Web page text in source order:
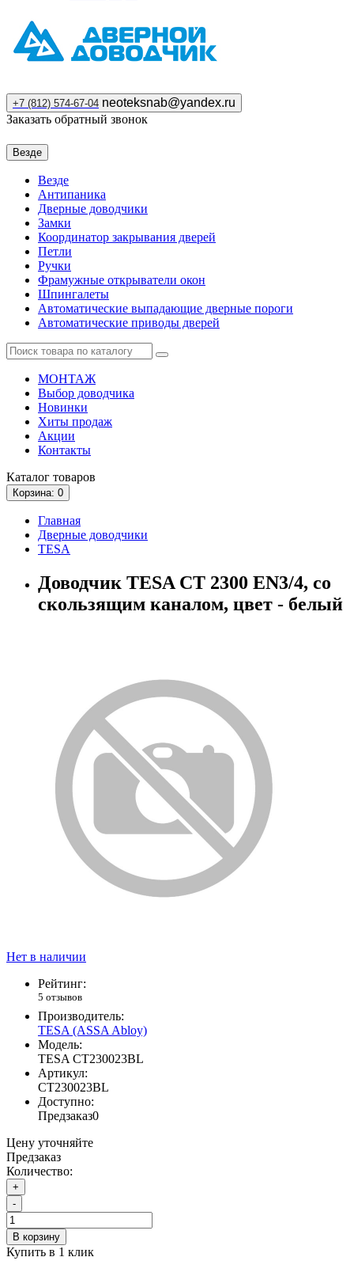
+7 (812) 574-67-04 neoteksnab@yandex.ru
Заказать обратный звонок
Везде
Везде
Антипаника
Дверные доводчики
Замки
Координатор закрывания дверей
Петли
Ручки
Фрамужные открыватели окон
Шпингалеты
Автоматические выпадающие дверные пороги
Автоматические приводы дверей
МОНТАЖ
Выбор доводчика
Новинки
Хиты продаж
Акции
Контакты
Каталог товаров
Корзина: 0
Главная
Дверные доводчики
TESA
Доводчик TESA CT 2300 EN3/4, со
скользящим каналом, цвет - белый
Нет в наличии
Рейтинг:
5 отзывов
Производитель:
TESA (ASSA Abloy)
Модель:
TESA СT230023BL
Артикул:
СT230023BL
Доступно:
Предзаказ0
Цену уточняйте
Предзаказ
Количество:
+
-
В корзину
Купить в 1 клик